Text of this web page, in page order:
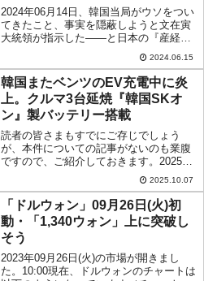
2024年06月14日、韓国当局がウソをつい
てきたこと、事実を隠蔽しようと文在寅
大統領が指示した――と日本の『産経新
聞』が報じました。いわゆる「レーダー
照射事件」です。2018年12月20日(木)、
韓国海軍艦艇が、日本の自衛隊機P-1にレ
ー...
2024.06.15
韓国またベンツのEV充電中に炎
上。クルマ3台延焼『韓国SKオ
ン』製バッテリー搭載
読者の皆さまもすでにご存じでしょう
が、本件についての記事がないのも業腹
ですので、ご紹介しておきます。2025年
10月05日午前08時04分頃、韓国水原市権
善区クォンソングにある、約1,800世帯規
模のマンションの地下駐車場1階に駐車さ
れてい...
2025.10.07
「ドルウォン」09月26日(火)初
動・「1,340ウォン」上に突破し
そう
2023年09月26日(火)の市場が開きまし
た。10:00現在、ドルウォンのチャートは